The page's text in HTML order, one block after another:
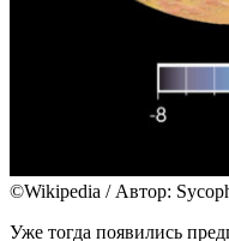
©Wikipedia / Автор:
Уже тогда появились